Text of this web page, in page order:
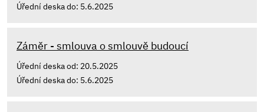
Úřední deska do: 5.6.2025
Záměr - smlouva o smlouvě budoucí
Úřední deska od: 20.5.2025
Úřední deska do: 5.6.2025